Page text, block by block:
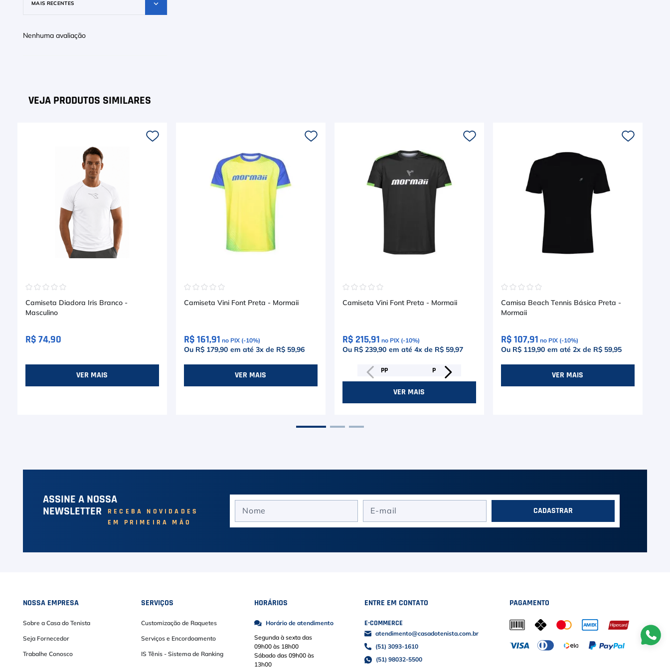
MAIS RECENTES
Nenhuma avaliação
☆☆☆☆☆
Camiseta Diadora Iris Branco -
Masculino
R$ 74,90
VER MAIS
☆☆☆☆☆
Camiseta Vini Font Preta - Mormaii
R$ 161,91 no PIX (-10%)
Ou R$ 179,90 em até 3x de R$ 59,96
VER MAIS
☆☆☆☆☆
Camiseta Vini Font Preta - Mormaii
R$ 215,91 no PIX (-10%)
Ou R$ 239,90 em até 4x de R$ 59,97
PP P
VER MAIS
☆☆☆☆☆
Camisa Beach Tennis Básica Preta -
Mormaii
R$ 107,91 no PIX (-10%)
Ou R$ 119,90 em até 2x de R$ 59,95
VER MAIS
ASSINE A NOSSA
NEWSLETTER
RECEBA NOVIDADES
EM PRIMEIRA MÃO
CADASTRAR
NOSSA EMPRESA
Sobre a Casa do Tenista
Seja Fornecedor
Trabalhe Conosco
SERVIÇOS
Customização de Raquetes
Serviços e Encordoamento
IS Tênis - Sistema de Ranking
HORÁRIOS
Horário de atendimento
Segunda à sexta das
09h00 às 18h00
Sábado das 09h00 às
13h00
ENTRE EM CONTATO
E-COMMERCE
atendimento@casadotenista.com.br
(51) 3093-1610
(51) 98032-5500
PAGAMENTO